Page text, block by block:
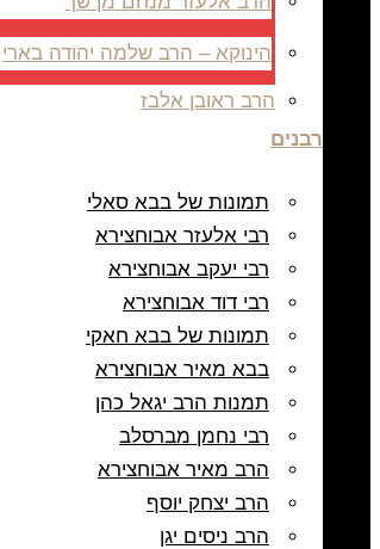
הינוקא – הרב שלמה יהודה בארי
הרב ראובן אלבז
רבנים
תמונות של בבא סאלי
רבי אלעזר אבוחצירא
רבי יעקב אבוחצירא
רבי דוד אבוחצירא
תמונות של בבא חאקי
בבא מאיר אבוחצירא
תמנות הרב יגאל כהן
רבי נחמן מברסלב
הרב מאיר אבוחצירא
הרב יצחק יוסף
הרב ניסים יגן